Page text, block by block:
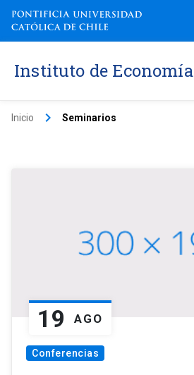
Instituto de Economía
Inicio keyboard_arrow_right Seminarios
19 AGO
Conferencias